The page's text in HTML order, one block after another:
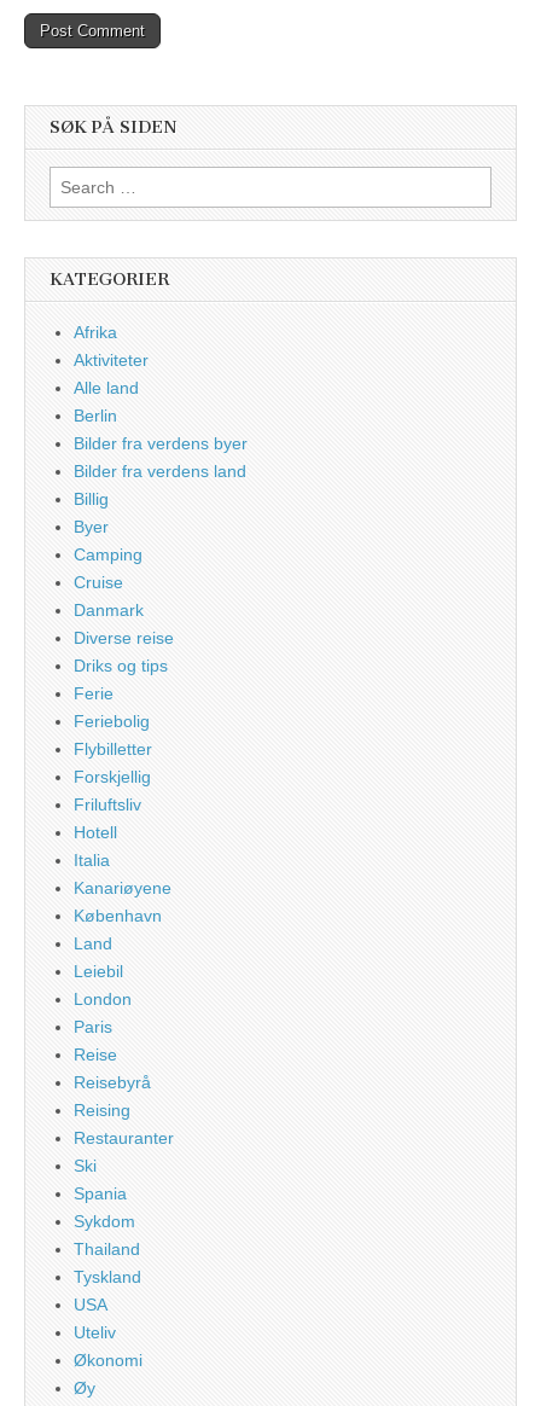
SØK PÅ SIDEN
Search
for:
KATEGORIER
Afrika
Aktiviteter
Alle land
Berlin
Bilder fra verdens byer
Bilder fra verdens land
Billig
Byer
Camping
Cruise
Danmark
Diverse reise
Driks og tips
Ferie
Feriebolig
Flybilletter
Forskjellig
Friluftsliv
Hotell
Italia
Kanariøyene
København
Land
Leiebil
London
Paris
Reise
Reisebyrå
Reising
Restauranter
Ski
Spania
Sykdom
Thailand
Tyskland
USA
Uteliv
Økonomi
Øy